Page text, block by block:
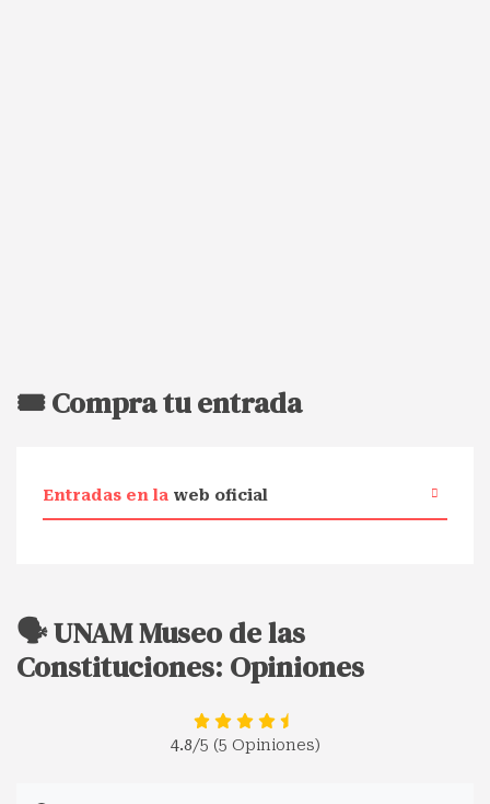
🎟️ Compra tu entrada
Entradas en la web oficial
🗣️ UNAM Museo de las
Constituciones: Opiniones
4.8/5 (5 Opiniones)